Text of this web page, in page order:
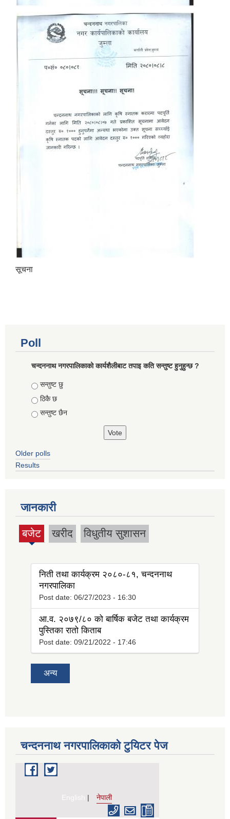
सूचना
Poll
चन्दननाथ नगरपालिकाको कार्यशैलीबाट तपाइ कति सन्तुष्ट हुनुहुन्छ ?
Choices
सन्तुष्ट छु
ठिकै छ
सन्तुष्ट छैन
Older polls
Results
जानकारी
बजेट
(active
खरीद विधुतीय सुशासन
निती तथा कार्यक्रम २०८०-८१, चन्दननाथ
नगरपालिका
Post date: 06/27/2023 - 16:30
आ.व. २०७९/८० को बार्षिक बजेट तथा कार्यक्रम
पुस्तिका रातो किताब
Post date: 09/21/2022 - 17:46
अन्य
चन्दननाथ नगरपालिकाको टुयिटर पेज